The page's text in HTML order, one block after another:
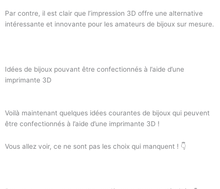
Par contre, il est clair que l’impression 3D offre une alternative
intéressante et innovante pour les amateurs de bijoux sur mesure.
Idées de bijoux pouvant être confectionnés à l’aide d’une
imprimante 3D
Voilà maintenant quelques idées courantes de bijoux qui peuvent
être confectionnés à l’aide d’une imprimante 3D !
Vous allez voir, ce ne sont pas les choix qui manquent ! 👇